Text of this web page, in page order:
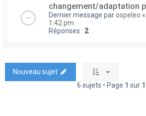
changement/adaptation
Dernier message parospeleo «
1:42 pm
Réponses : 2
Nouveau sujet
6 sujets • Page 1 sur 1